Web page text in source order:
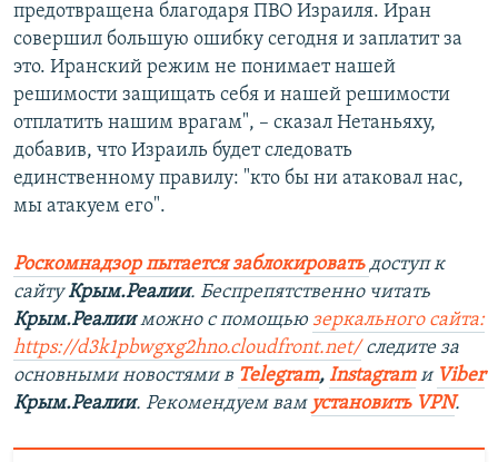
предотвращена благодаря ПВО Израиля. Иран
совершил большую ошибку сегодня и заплатит за
это. Иранский режим не понимает нашей
решимости защищать себя и нашей решимости
отплатить нашим врагам", – сказал Нетаньяху,
добавив, что Израиль будет следовать
единственному правилу: "кто бы ни атаковал нас,
мы атакуем его".
Роскомнадзор пытается заблокировать доступ к
сайтуКрым.Реалии. Беспрепятственно читать
Крым.Реалииможно с помощью зеркального сайта:
https://d3k1pbwgxg2hno.cloudfront.net/ следите за
основными новостями в Telegram, Instagramи Viber
Крым.Реалии. Рекомендуем вам установить VPN.